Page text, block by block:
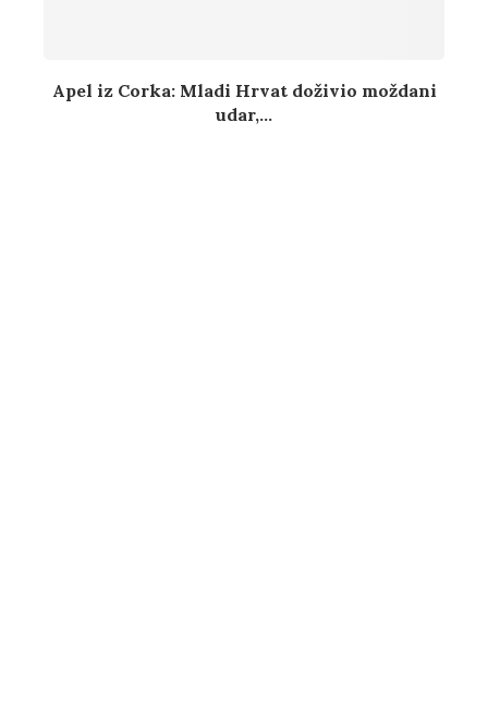
Apel iz Corka: Mladi Hrvat doživio moždani
udar,...